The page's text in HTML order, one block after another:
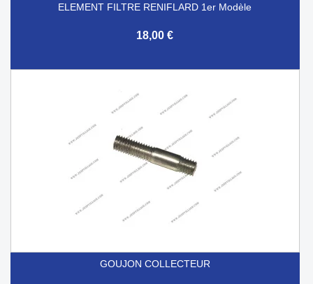
ELEMENT FILTRE RENIFLARD 1er Modèle
18,00 €
GOUJON COLLECTEUR